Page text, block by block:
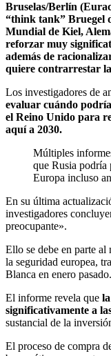
Bruselas/Berlín
“think tank” Bruegel
Mundial de Kiel,
reforzar muy
además de
quiere contrarrestar
Los investigadores de
evaluar cuándo
el Reino Unido para
aquí a 2030.
Múltiples
que Rusia podría
Europa incluso
En su última
investigadores
preocupante».
Ello se debe en parte
la seguridad europea,
Blanca en enero pasado.
El informe revela que
significativamente a
sustancial de la
El proceso de compra